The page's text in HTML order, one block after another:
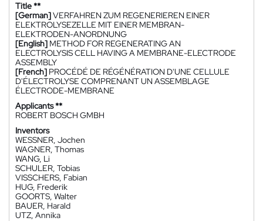
Title **
[German]VERFAHREN ZUM REGENERIEREN EINER
ELEKTROLYSEZELLE MIT EINER MEMBRAN-
ELEKTRODEN-ANORDNUNG
[English] METHOD FOR REGENERATING AN
ELECTROLYSIS CELL HAVING A MEMBRANE-ELECTRODE
ASSEMBLY
[French] PROCÉDÉ DE RÉGÉNÉRATION D'UNE CELLULE
D'ÉLECTROLYSE COMPRENANT UN ASSEMBLAGE
ÉLECTRODE-MEMBRANE
Applicants **
ROBERT BOSCH GMBH
Inventors
WESSNER, Jochen
WAGNER, Thomas
WANG, Li
SCHULER, Tobias
VISSCHERS, Fabian
HUG, Frederik
GOORTS, Walter
BAUER, Harald
UTZ, Annika